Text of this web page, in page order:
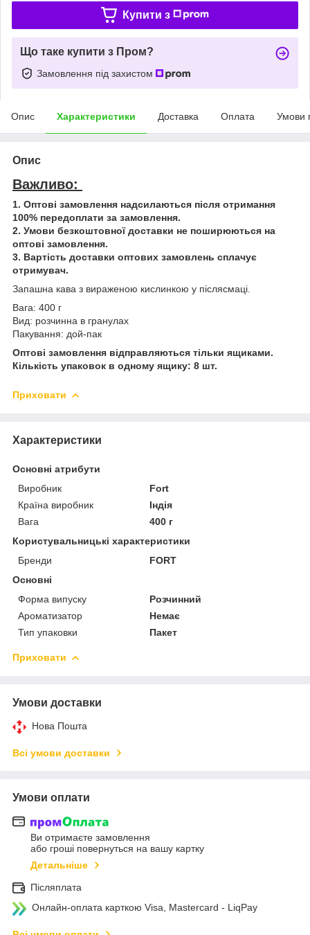
Купити з
Що таке купити з Пром?
Замовлення під захистом
Опис Характеристики Доставка Оплата Умови
Опис
Важливо:
1. Оптові замовлення надсилаються після отримання
100% передоплати за замовлення.
2. Умови безкоштовної доставки не поширюються на
оптові замовлення.
3. Вартість доставки оптових замовлень сплачує
отримувач.
Запашна кава з вираженою кислинкою у післясмаці.
Вага: 400 г
Вид: розчинна в гранулах
Пакування: дой-пак
Оптові замовлення відправляються тільки ящиками.
Кількість упаковок в одному ящику: 8 шт.
Приховати
Характеристики
Основні атрибути
Виробник
Fort
Країна виробник
Індія
Вага
400 г
Користувальницькі характеристики
Бренди
FORT
Основні
Форма випуску
Розчинний
Ароматизатор
Немає
Тип упаковки
Пакет
Приховати
Умови доставки
Нова Пошта
Всі умови доставки
Умови оплати
Ви отримаєте замовлення
або гроші повернуться на вашу картку
Детальніше
Післяплата
Онлайн-оплата карткою Visa, Mastercard - LiqPay